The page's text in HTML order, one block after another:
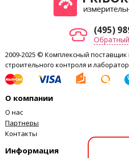
(495)
2009-2025 © Комплексный
строительного контроля и
О компании
О нас
Партнеры
Контакты
Информация